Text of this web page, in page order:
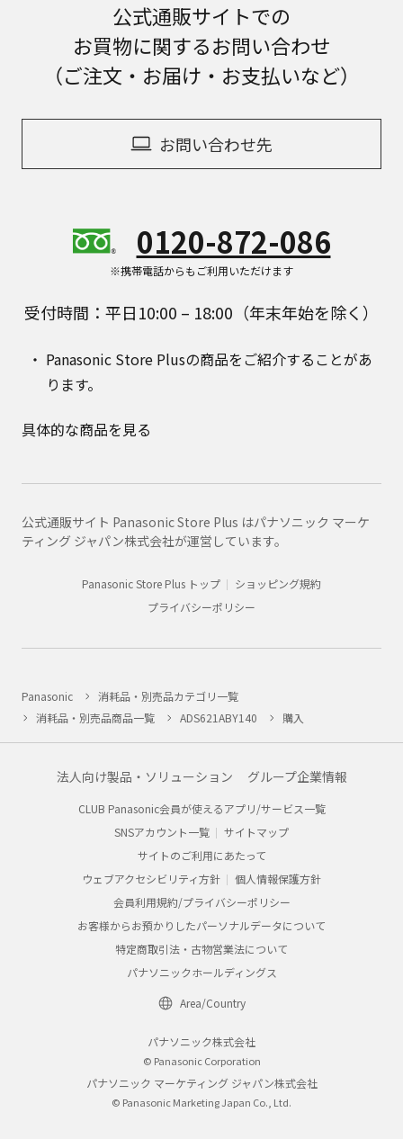
公式通販サイトでの
お買物に関するお問い合わせ
（ご注文・お届け・お支払いなど）
お問い合わせ先
0120-872-086
※携帯電話からもご利用いただけます
受付時間：平日10:00 – 18:00（年末年始を除く）
Panasonic Store Plusの商品をご紹介することがあ
ります。
具体的な商品を見る
公式通販サイト Panasonic Store Plus はパナソニック マーケ
ティング ジャパン株式会社が運営しています。
Panasonic Store Plus トップ
ショッピング規約
プライバシーポリシー
Panasonic
消耗品・別売品カテゴリ一覧
消耗品・別売品商品一覧
ADS621ABY140 購入
法人向け製品・ソリューション グループ企業情報
CLUB Panasonic会員が使えるアプリ/サービス一覧
SNSアカウント一覧
サイトマップ
サイトのご利用にあたって
ウェブアクセシビリティ方針
個人情報保護方針
会員利用規約/プライバシーポリシー
お客様からお預かりしたパーソナルデータについて
特定商取引法・古物営業法について
パナソニックホールディングス
Area/Country
パナソニック株式会社
© Panasonic Corporation
パナソニック マーケティング ジャパン株式会社
© Panasonic Marketing Japan Co., Ltd.